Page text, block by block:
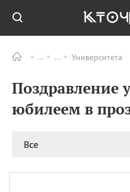
Университета
Поздравление
юбилеем в
Все